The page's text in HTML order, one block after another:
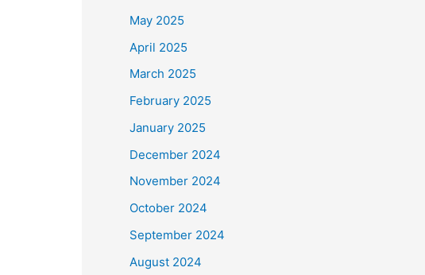
May 2025
April 2025
March 2025
February 2025
January 2025
December 2024
November 2024
October 2024
September 2024
August 2024